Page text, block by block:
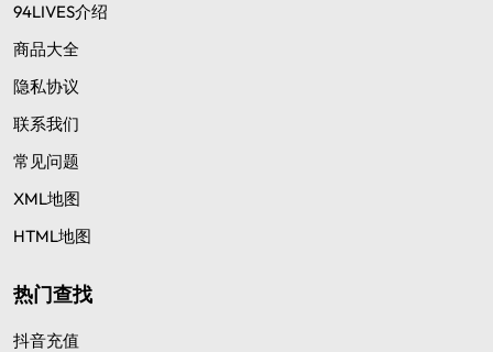
94LIVES介绍
商品大全
隐私协议
联系我们
常见问题
XML地图
HTML地图
热门查找
抖音充值